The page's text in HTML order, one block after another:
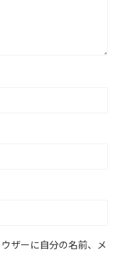
ザーに自分の名前、メ